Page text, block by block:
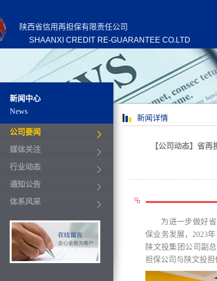
陕西省信用再担保有限责任公司
SHAANXI CREDIT RE-GUARANTEE CO.LTD
新闻中心
News
公司要闻
媒体关注
行业动态
通知公告
体系风采
新闻详情
【公司动态】省
为进一步做好
保业务发展，2023
陕文投集团公司副
担保公司与陕文投担